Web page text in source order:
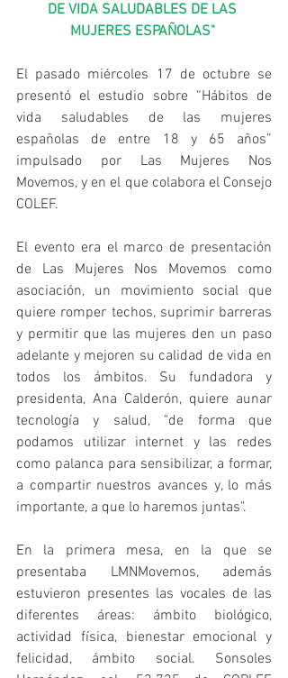
DE VIDA SALUDABLES DE LAS
MUJERES ESPAÑOLAS"
El pasado miércoles 17 de octubre se
presentó el estudio sobre “Hábitos de
vida saludables de las mujeres
españolas de entre 18 y 65 años”
impulsado por Las Mujeres Nos
Movemos, y en el que colabora el Consejo
COLEF.
El evento era el marco de presentación
de Las Mujeres Nos Movemos como
asociación, un movimiento social que
quiere romper techos, suprimir barreras
y permitir que las mujeres den un paso
adelante y mejoren su calidad de vida en
todos los ámbitos. Su fundadora y
presidenta, Ana Calderón, quiere aunar
tecnología y salud, "de forma que
podamos utilizar internet y las redes
como palanca para sensibilizar, a formar,
a compartir nuestros avances y, lo más
importante, a que lo haremos juntas".
En la primera mesa, en la que se
presentaba LMNMovemos, además
estuvieron presentes las vocales de las
diferentes áreas: ámbito biológico,
actividad física, bienestar emocional y
felicidad, ámbito social. Sonsoles